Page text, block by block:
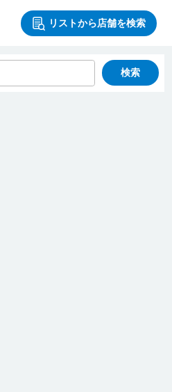
リストから店舗を検索
検索